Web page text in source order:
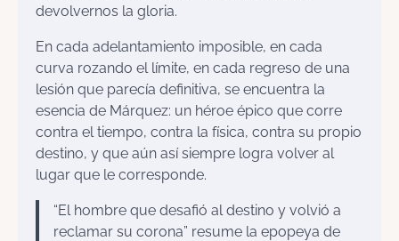
devolvernos la gloria.
En cada adelantamiento imposible, en cada
curva rozando el límite, en cada regreso de una
lesión que parecía definitiva, se encuentra la
esencia de Márquez: un héroe épico que corre
contra el tiempo, contra la física, contra su propio
destino, y que aún así siempre logra volver al
lugar que le corresponde.
“El hombre que desafió al destino y volvió a
reclamar su corona” resume la epopeya de